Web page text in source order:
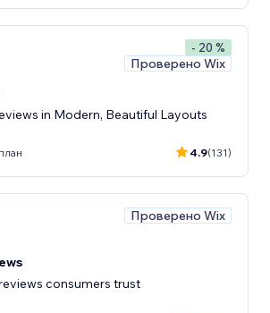
- 20 %
Проверено Wix
in Modern, Beautiful Layouts
4.9(131)
Проверено Wix
consumers trust